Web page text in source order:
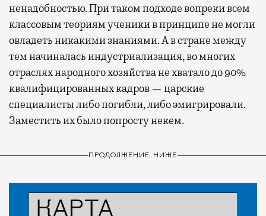
ненадобностью. При таком подходе вопреки всем
классовым теориям ученики в принципе не могли
овладеть никакими знаниями. А в стране между
тем начиналась индустриализация, во многих
отраслях народного хозяйства не хватало до 90%
квалифицированных кадров — царские
специалисты либо погибли, либо эмигрировали.
Заместить их было попросту некем.
ПРОДОЛЖЕНИЕ НИЖЕ